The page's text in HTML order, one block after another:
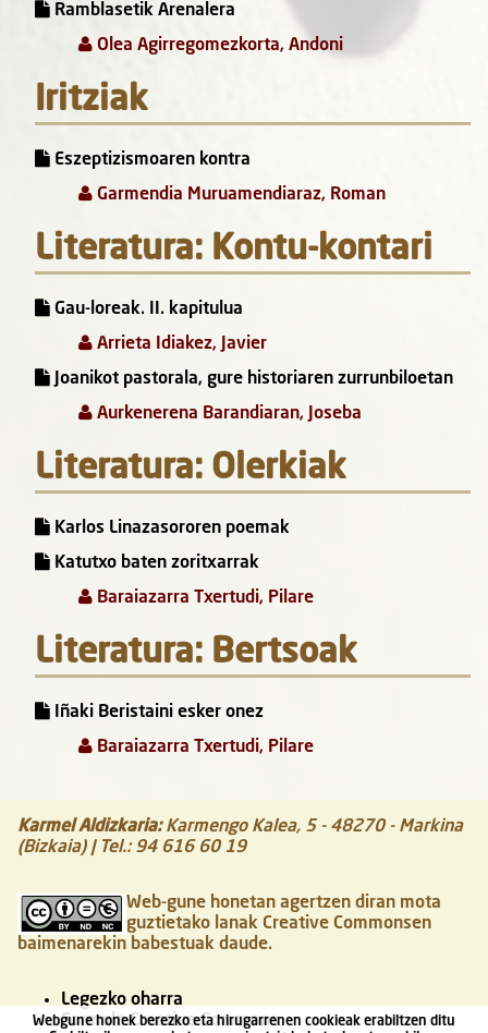
Ramblasetik Arenalera
Olea Agirregomezkorta, Andoni
Iritziak
Eszeptizismoaren kontra
Garmendia Muruamendiaraz, Roman
Literatura: Kontu-kontari
Gau-loreak. II. kapitulua
Arrieta Idiakez, Javier
Joanikot pastorala, gure historiaren zurrunbiloetan
Aurkenerena Barandiaran, Joseba
Literatura: Olerkiak
Karlos Linazasororen poemak
Katutxo baten zoritxarrak
Baraiazarra Txertudi, Pilare
Literatura: Bertsoak
Iñaki Beristaini esker onez
Baraiazarra Txertudi, Pilare
Karmel Aldizkaria: Karmengo Kalea, 5 - 48270- Markina
(Bizkaia)| Tel.: 94 616 60 19
Web-gune honetan agertzen diran mota
guztietako lanak Creative Commonsen
baimenarekin babestuak daude.
Legezko oharra
Formula Creative Commons
Webgune honek berezko eta hirugarrenen cookieak erabiltzen ditu